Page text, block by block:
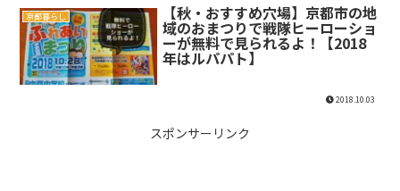
京都暮らし 【秋・おすすめ穴場】京都市の地
域のおまつりで戦隊ヒーローショ
ーが無料で見られるよ！【2018
年はルパパト】
2018.10.03
スポンサーリンク